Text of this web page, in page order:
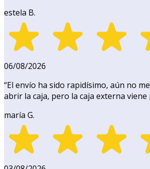
estela B.
06/08/2026
“El envío ha sido rapidísimo, aún no
abrir la caja, pero la caja externa viene
maría G.